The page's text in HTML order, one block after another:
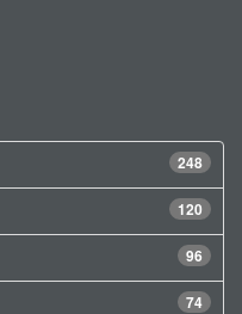
248
120
96
74